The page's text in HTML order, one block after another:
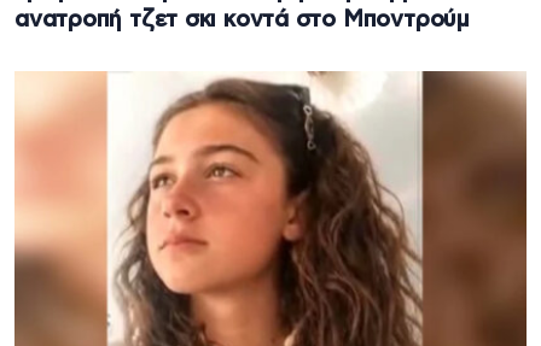
ανατροπή τζετ σκι κοντά στο Μποντρούμ